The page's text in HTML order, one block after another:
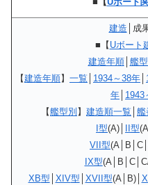
建造 │成
■ 【 Uボート
建造年順│ 艦
【建造年順】 一覧 1934～38年
年 1943
【艦型別 】 建造順一覧 艦
I型(A)│ II型
VII型
IX型
XB型 XIV型 XVII型(A│B)│